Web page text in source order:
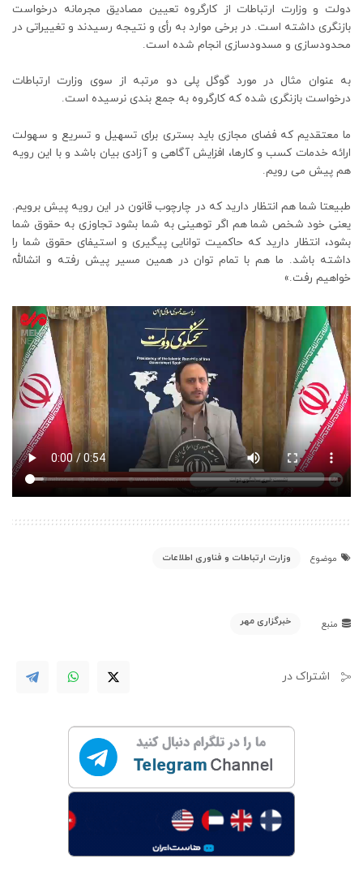
دولت و وزارت ارتباطات از کارگروه تعیین مصادیق مجرمانه درخواست
بازنگری داشته است. در برخی موارد به رأی و نتیجه رسیدند و تغییراتی در
محدودسازی و مسدودسازی انجام شده است.
به عنوان مثال در مورد گوگل پلی دو مرتبه از سوی وزارت ارتباطات
درخواست بازنگری شده که کارگروه به جمع بندی نرسیده است.
ما معتقدیم که فضای مجازی باید بستری برای تسهیل و تسریع و سهولت
ارائه خدمات کسب و کارها، افزایش آگاهی و آزادی بیان باشد و با این رویه
هم پیش می رویم.
طبیعتا شما هم انتظار دارید که در چارچوب قانون در این رویه پیش برویم.
یعنی خود شخص شما هم اگر توهینی به شما بشود تجاوزی به حقوق شما
بشود، انتظار دارید که حاکمیت توانایی پیگیری و استیفای حقوق شما را
داشته باشد. ما هم با تمام توان در همین مسیر پیش رفته و انشالله
خواهیم رفت.»
موضوع وزارت ارتباطات و فناوری اطلاعات
منبع خبرگزاری مهر
اشتراک در